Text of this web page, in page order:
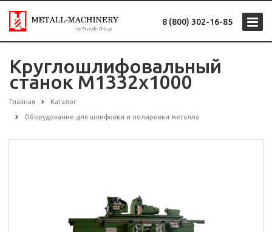
8 (800) 302-16-85
Круглошлифовальный
станок M1332х1000
Главная Каталог
Оборудование для шлифовки и полировки металла